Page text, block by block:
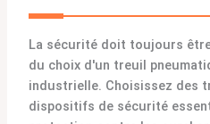
La sécurité doit toujours
du choix d'un treuil
industrielle. Choisissez des
dispositifs de sécurité